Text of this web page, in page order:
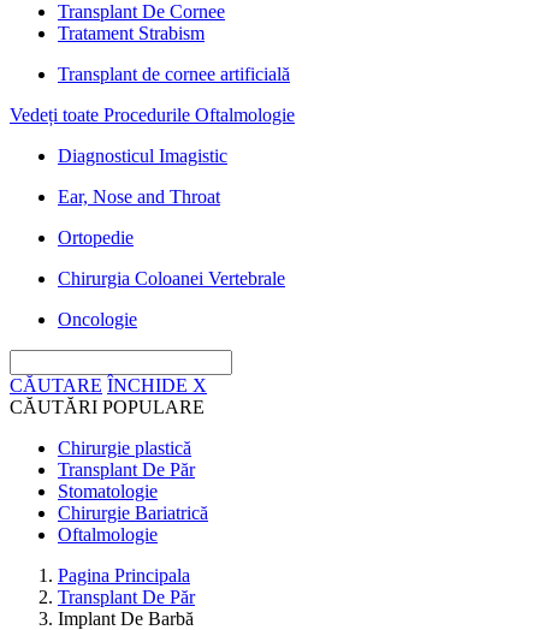
Transplant De Cornee
Tratament Strabism
Transplant de cornee artificială
Vedeți toate Procedurile Oftalmologie
Diagnosticul Imagistic
Ear, Nose and Throat
Ortopedie
Chirurgia Coloanei Vertebrale
Oncologie
CĂUTARE ÎNCHIDE X
CĂUTĂRI POPULARE
Chirurgie plastică
Transplant De Păr
Stomatologie
Chirurgie Bariatrică
Oftalmologie
Pagina Principala
Transplant De Păr
Implant De Barbă